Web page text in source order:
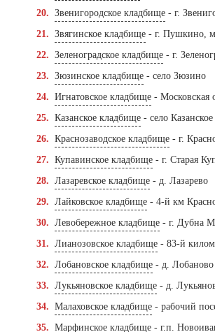
Звенигородское кладбище - г.
Звягинское кладбище - г. Пушкино,
Зеленоградское кладбище - г.
Зюзинское кладбище - село Зюзино
Игнатовское кладбище - Московская
Казанское кладбище - село Казанское
Краснозаводское кладбище - г.
Купавинское кладбище - г. Старая
Лазаревское кладбище - д. Лазарево
Лайковское кладбище - 4-й км
Левобережное кладбище - г. Дубна
Лианозовское кладбище - 83-й
Лобановское кладбище - д. Лобаново
Лукьяновское кладбище - д.
Малаховское кладбище - рабочий
Марфинское кладбище - г.п.